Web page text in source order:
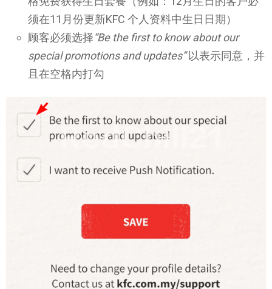
须在11月份更新KFC 个人资料中生日日期）
顾客必须选择“Be the first to know about our
special promotions and updates”以表示同意，并
且在空格内打勾